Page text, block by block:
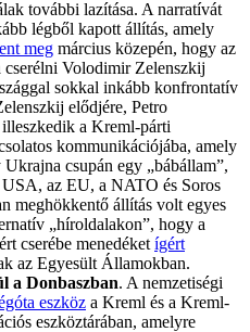
további lazítása. A narratívát
légből kapott állítás, amely
meg március közepén, hogy az
Volodimir Zelenszkij
sokkal inkább konfrontatív
elődjére, Petro
a Kreml-párti
kommunikációjába, amely
csupán egy „bábállam”,
USA, az EU, a NATO és Soros
meghökkentő állítás volt egyes
„híroldalakon”, hogy a
cserébe menedéket ígért
az Egyesült Államokban.
a Donbaszban. A nemzetiségi
eszköz a Kreml és a Kreml-
eszköztárában, amelyre